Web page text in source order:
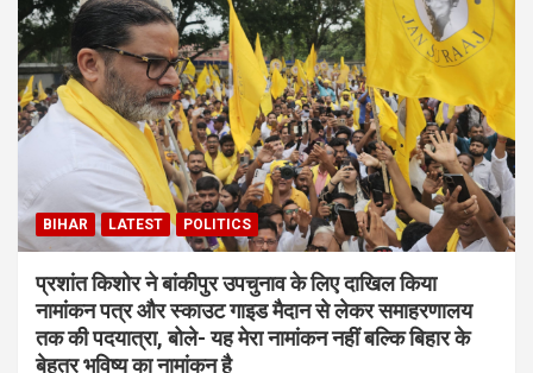
BIHAR LATEST POLITICS
प्रशांत किशोर ने बांकीपुर उपचुनाव के लिए दाखिल किया
नामांकन पत्र और स्काउट गाइड मैदान से लेकर समाहरणालय
तक की पदयात्रा, बोले- यह मेरा नामांकन नहीं बल्कि बिहार के
बेहतर भविष्य का नामांकन है